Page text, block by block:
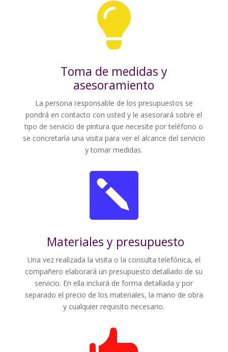

Toma de medidas y
asesoramiento
La persona responsable de los presupuestos se
pondrá en contacto con usted y le asesorará sobre el
tipo de servicio de pintura que necesite por teléfono o
se concretaría una visita para ver el alcance del servicio
y tomar medidas.

Materiales y presupuesto
Una vez realizada la visita o la consulta telefónica, el
compañero elaborará un presupuesto detallado de su
servicio. En ella incluirá de forma detallada y por
separado el precio de los materiales, la mano de obra
y cualquier requisito necesario.